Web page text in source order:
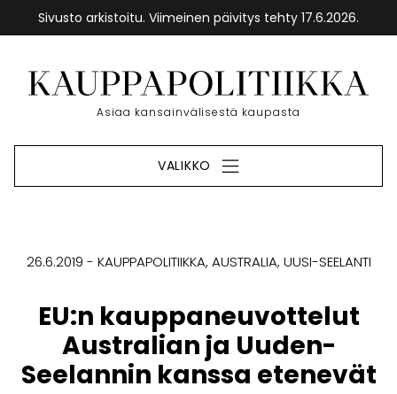
Sivusto arkistoitu. Viimeinen päivitys tehty 17.6.2026.
sisältöön
Etusivu
Asiaa kansainvälisestä kaupasta
VALIKKO
26.6.2019 KAUPPAPOLITIIKKA AUSTRALIA UUSI-SEELANTI
EU:n kauppaneuvottelut
Australian ja Uuden-
Seelannin kanssa etenevät